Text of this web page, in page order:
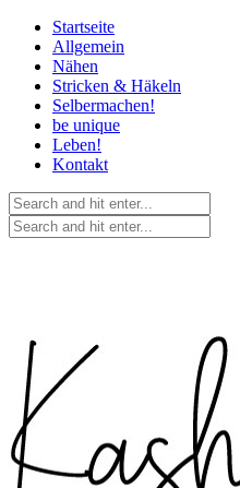
Startseite
Allgemein
Nähen
Stricken & Häkeln
Selbermachen!
be unique
Leben!
Kontakt